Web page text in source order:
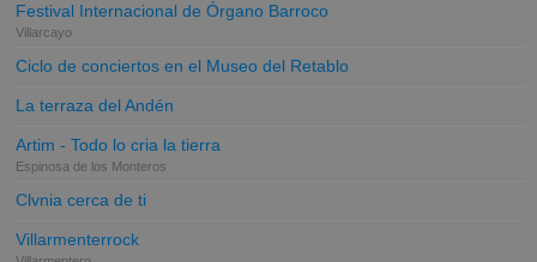
Festival Internacional de Órgano Barroco
Villarcayo
Ciclo de conciertos en el Museo del Retablo
La terraza del Andén
Artim - Todo lo cria la tierra
Espinosa de los Monteros
Clvnia cerca de ti
Villarmenterrock